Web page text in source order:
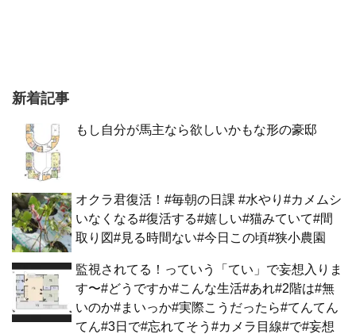
新着記事
もし自分が馬主なら欲しいかもな形の豪邸
オクラ君復活！#毎朝の日課 #水やり#カメムシ
いなくなる#復活する#嬉しい#猫みていて#間
取り図#見る時間ない#今日この頃#狭小農園
監視されてる！っていう「てい」で妄想入りま
す〜#どうですか#こんな生活#あれ#2階は#無
いのか#まいっか#実際こうだったら#てんてん
てん#3日で#忘れてそう#カメラ目線#で#妄想